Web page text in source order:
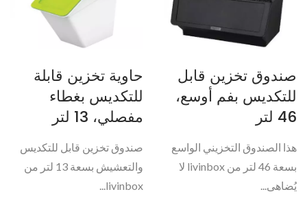
صندوق تخزين قابل
للتكديس بفم أوسع،
46 لتر
هذا الصندوق التخزيني الواسع
بسعة 46 لتر من livinbox لا
يُضاهى...
حاوية تخزين قابلة
للتكديس بغطاء
مفصلي، 13 لتر
صندوق تخزين قابل للتكديس
والتعشيش بسعة 13 لتر من
livinbox...